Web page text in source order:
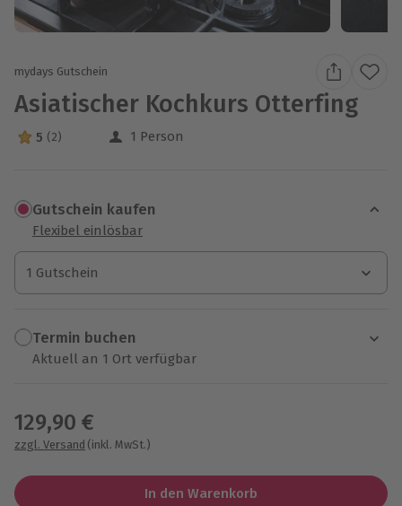
mydays Gutschein
Asiatischer Kochkurs Otterfing
5 Sterne von 5 aus 2 Bewertungen
5 (2) 1 Person
Gutschein kaufen
Flexibel einlösbar
1 Gutschein
1 Gutschein
1 Gutschein
Termin buchen
Aktuell an 1 Ort verfügbar
129,90 €
zzgl. Versand (inkl. MwSt.)
In den Warenkorb